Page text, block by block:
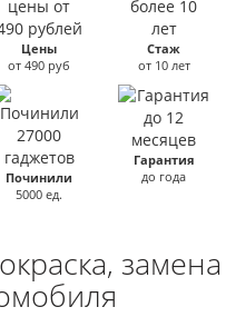
Цены
от 490 руб
Стаж
от 10 лет
Починили
5000 ед.
Гарантия
до года
замена